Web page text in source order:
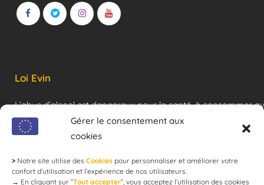
Gérer le consentement aux
cookies
> Notre site utilise des Cookies pour personnaliser et améliorer votre
confort d'utilisation et l’expérience de nos utilisateurs.
→ En cliquant sur ”Tout accepter”, vous acceptez l’utilisation des cookies
Loi Evin
L’abus d’alcool est dangereux pour la santé, à consommer
modération !
Newsletter